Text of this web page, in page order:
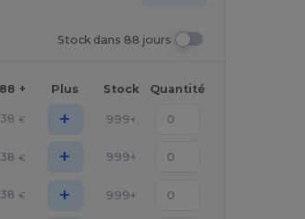
Stock dans 88 jours
+ Plus Stock Quantité
€ + 999+
€ + 999+
€ + 999+